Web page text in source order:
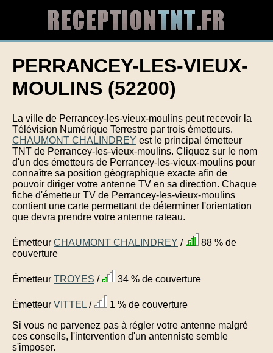
PERRANCEY-LES-VIEUX-
MOULINS (52200)
La ville de Perrancey-les-vieux-moulins peut recevoir la
Télévision Numérique Terrestre par trois émetteurs.
CHAUMONT CHALINDREY est le principal émetteur
TNT de Perrancey-les-vieux-moulins. Cliquez sur le nom
d'un des émetteurs de Perrancey-les-vieux-moulins pour
connaître sa position géographique exacte afin de
pouvoir diriger votre antenne TV en sa direction. Chaque
fiche d'émetteur TV de Perrancey-les-vieux-moulins
contient une carte permettant de déterminer l'orientation
que devra prendre votre antenne rateau.
Émetteur CHAUMONT CHALINDREY /
88 % de
couverture
Émetteur TROYES / 34 % de couverture
Émetteur VITTEL /
1 % de couverture
Si vous ne parvenez pas à régler votre antenne malgré
ces conseils, l'intervention d'un antenniste semble
s'imposer.